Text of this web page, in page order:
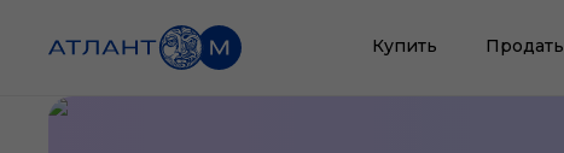
Купить Продать